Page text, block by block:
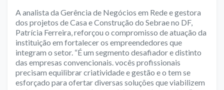
A analista da Gerência de Negócios em Rede e gestora
dos projetos de Casa e Construção do Sebrae no DF,
Patrícia Ferreira, reforçou o compromisso de atuação da
instituição em fortalecer os empreendedores que
integram o setor. “É um segmento desafiador e distinto
das empresas convencionais. vocês profissionais
precisam equilibrar criatividade e gestão e o tem se
esforçado para ofertar diversas soluções que viabilizem